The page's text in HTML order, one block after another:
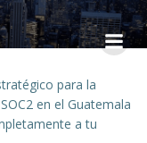
para la
en el Guatemala
a tu